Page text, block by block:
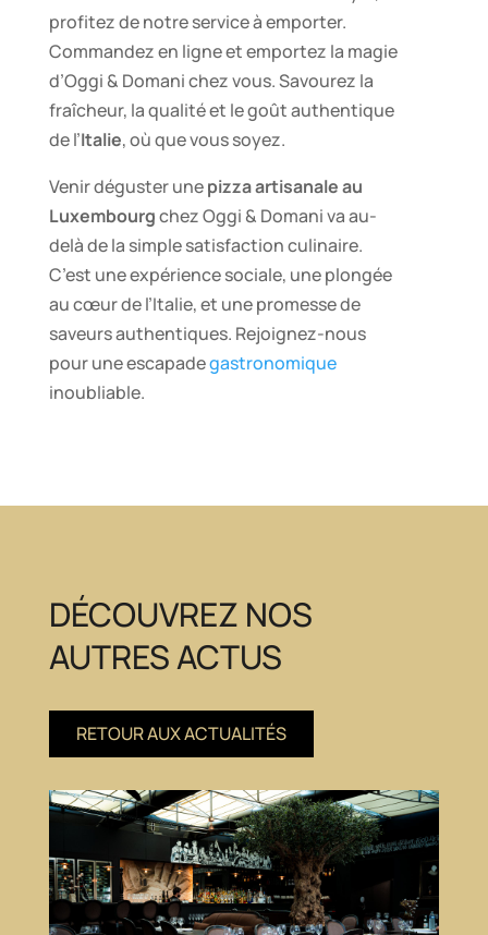
profitez de notre service à emporter.
Commandez en ligne et emportez la magie
d’Oggi & Domani chez vous. Savourez la
fraîcheur, la qualité et le goût authentique
de l’Italie, où que vous soyez.
Venir déguster unepizza artisanale au
Luxembourgchez Oggi & Domani va au-
delà de la simple satisfaction culinaire.
C’est une expérience sociale, une plongée
au cœur de l’Italie, et une promesse de
saveurs authentiques. Rejoignez-nous
pour une escapadegastronomique
inoubliable.
DÉCOUVREZ NOS
AUTRES ACTUS
RETOUR AUX ACTUALITÉS